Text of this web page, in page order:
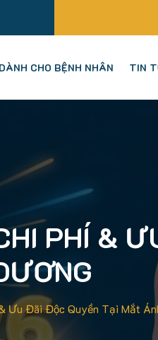
DÀNH CHO BỆNH NHÂN TIN
PHÍ &
Ưu Đãi Độc Quyền Tại Mắt